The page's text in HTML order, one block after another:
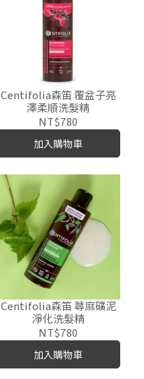
Centifolia森笛 覆盆子亮
澤柔順洗髮精
NT$780
加入購物車
Centifolia森笛 蕁麻礦泥
淨化洗髮精
NT$780
加入購物車